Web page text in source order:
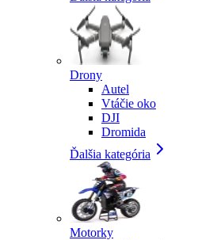
Drony
Autel
Vtáčie oko
DJI
Dromida
Ďalšia kategória
Motorky